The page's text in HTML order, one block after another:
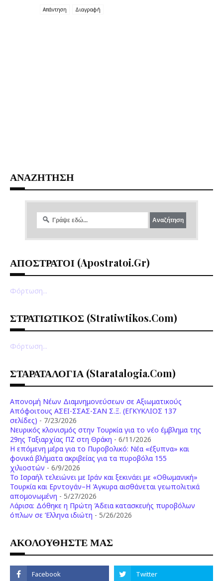
Απάντηση Διαγραφή
ΑΝΑΖΗΤΗΣΗ
ΑΠΟΣΤΡΑΤΟΙ (apostratoi.gr)
Φόρτωση...
ΣΤΡΑΤΙΩΤΙΚΟΣ (stratiwtikos.com)
Φόρτωση...
ΣΤΑΡΑΤΑΛΟΓΙΑ (staratalogia.com)
Απονομή Νέων Διαμνημονεύσεων σε Αξιωματικούς
Απόφοιτους ΑΣΕΙ-ΣΣΑΣ-ΣΑΝ Σ.Ξ. (ΕΓΚΥΚΛΙΟΣ 137
σελίδες) - 7/23/2026
Νευρικός κλονισμός στην Τουρκία για το νέο έμβλημα της
29ης Ταξιαρχίας ΠΖ στη Θράκη - 6/11/2026
Η επόμενη μέρα για το Πυροβολικό: Νέα «έξυπνα» και
φονικά βλήματα ακριβείας για τα πυροβόλα 155
χιλιοστών - 6/9/2026
Το Ισραήλ τελειώνει με Ιράν και ξεκινάει με «Οθωμανική»
Τουρκία και Ερντογάν–Η Άγκυρα αισθάνεται γεωπολιτικά
απομονωμένη - 5/27/2026
Λάρισα: Δόθηκε η Πρώτη Άδεια κατασκευής πυροβόλων
όπλων σε Έλληνα ιδιώτη - 5/26/2026
ΑΚΟΛΟΥΘΗΣΤΕ ΜΑΣ